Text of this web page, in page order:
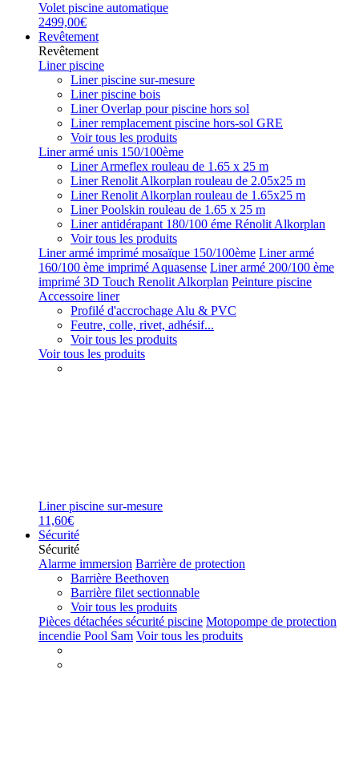
Volet piscine automatique
2499,00€
Revêtement
Revêtement
Liner piscine
Liner piscine sur-mesure
Liner piscine bois
Liner Overlap pour piscine hors sol
Liner remplacement piscine hors-sol GRE
Voir tous les produits
Liner armé unis 150/100ème
Liner Armeflex rouleau de 1.65 x 25 m
Liner Renolit Alkorplan rouleau de 2.05x25 m
Liner Renolit Alkorplan rouleau de 1.65x25 m
Liner Poolskin rouleau de 1.65 x 25 m
Liner antidérapant 180/100 éme Rénolit Alkorplan
Voir tous les produits
Liner armé imprimé mosaïque 150/100ème Liner armé
160/100 ème imprimé Aquasense Liner armé 200/100 ème
imprimé 3D Touch Renolit Alkorplan Peinture piscine
Accessoire liner
Profilé d'accrochage Alu & PVC
Feutre, colle, rivet, adhésif...
Voir tous les produits
Voir tous les produits
Liner piscine sur-mesure
11,60€
Sécurité
Sécurité
Alarme immersion Barrière de protection
Barrière Beethoven
Barrière filet sectionnable
Voir tous les produits
Pièces détachées sécurité piscine Motopompe de protection
incendie Pool Sam Voir tous les produits